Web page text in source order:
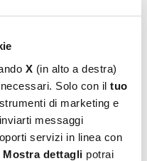
X (in alto a destra)
Solo con il tuo
di marketing e
messaggi
servizi in linea con
Mostra dettagli potrai